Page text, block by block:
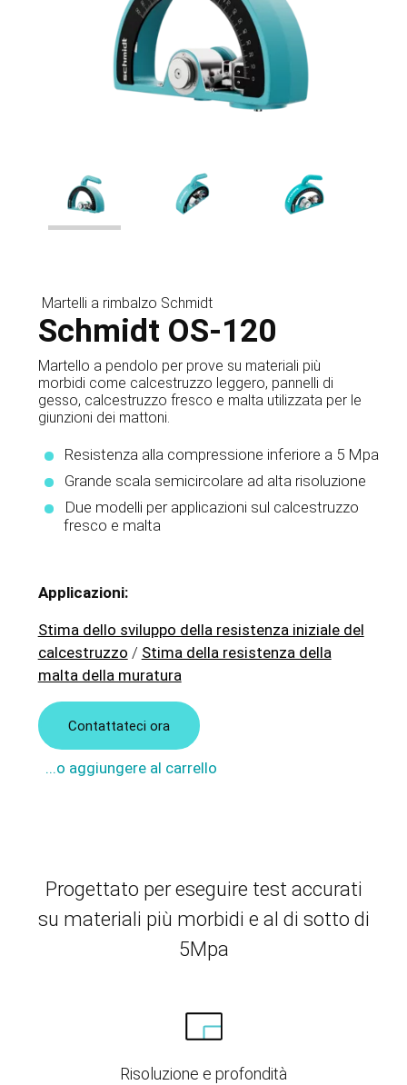
Martelli a rimbalzo Schmidt
Schmidt OS-120
Martello a pendolo per prove su materiali più
morbidi come calcestruzzo leggero, pannelli di
gesso, calcestruzzo fresco e malta utilizzata per le
giunzioni dei mattoni.
Resistenza alla compressione inferiore a 5 Mpa
Grande scala semicircolare ad alta risoluzione
Due modelli per applicazioni sul calcestruzzo
fresco e malta
Applicazioni:
Stima dello sviluppo della resistenza iniziale del
calcestruzzo / Stima della resistenza della
malta della muratura
Contattateci ora
...o aggiungere al carrello
Progettato per eseguire test accurati
su materiali più morbidi e al di sotto di
5Mpa
Risoluzione e profondità